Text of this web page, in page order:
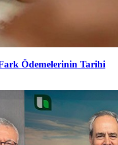
Ödemelerinin Tarihi